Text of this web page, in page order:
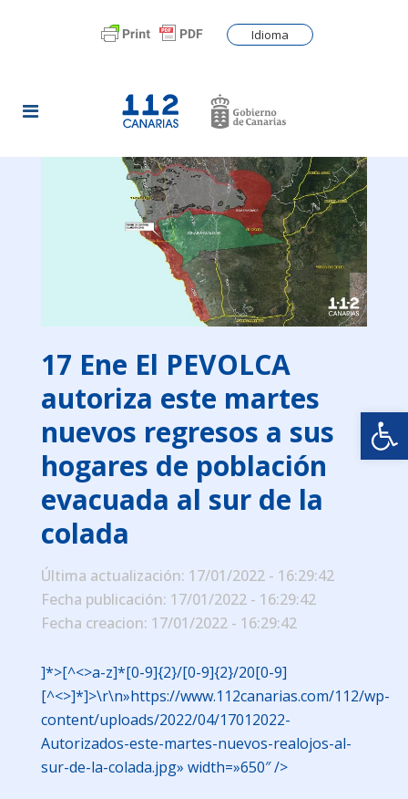
Idioma
17 Ene El PEVOLCA
autoriza este martes
nuevos regresos a sus
hogares de población
evacuada al sur de la
colada
Última actualización: 17/01/2022 - 16:29:42
Fecha publicación: 17/01/2022 - 16:29:42
Fecha creacion: 17/01/2022 - 16:29:42
]*>[^<>a-z]*[0-9]{2}/[0-9]{2}/20[0-9]
[^<>]*]>\r\n»https://www.112canarias.com/112/wp-
content/uploads/2022/04/17012022-
Autorizados-este-martes-nuevos-realojos-al-
sur-de-la-colada.jpg» width=»650″ />